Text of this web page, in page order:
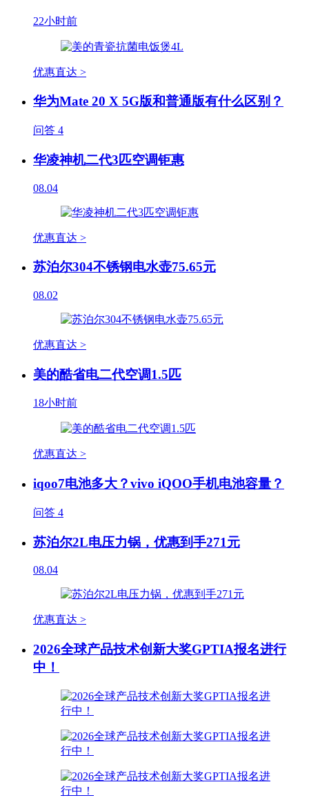
22小时前
优惠直达 >
华为Mate 20 X 5G版和普通版有什么区别？
问答 4
华凌神机二代3匹空调钜惠
08.04
优惠直达 >
苏泊尔304不锈钢电水壶75.65元
08.02
优惠直达 >
美的酷省电二代空调1.5匹
18小时前
优惠直达 >
iqoo7电池多大？vivo iQOO手机电池容量？
问答 4
苏泊尔2L电压力锅，优惠到手271元
08.04
优惠直达 >
2026全球产品技术创新大奖GPTIA报名进行
中！